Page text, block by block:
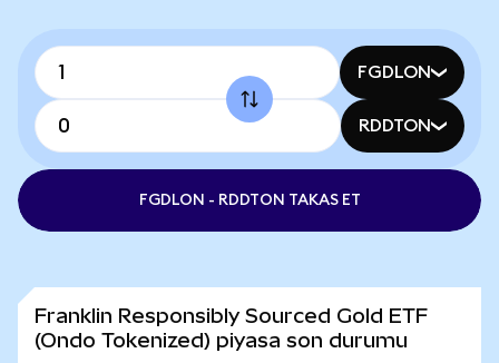
FGDLON
RDDTON
FGDLON - RDDTON TAKAS ET
Franklin Responsibly Sourced Gold ETF
(Ondo Tokenized) piyasa son durumu